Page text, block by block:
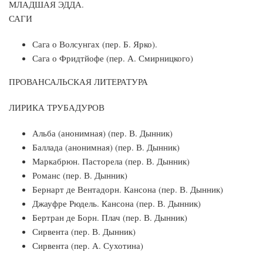
МЛАДШАЯ ЭДДА.
САГИ
Сага о Волсунгах (пер. Б. Ярко).
Сага о Фридтйофе (пер. А. Смирницкого)
ПРОВАНСАЛЬСКАЯ ЛИТЕРАТУРА
ЛИРИКА ТРУБАДУРОВ
Альба (анонимная) (пер. В. Дынник)
Баллада (анонимная) (пер. В. Дынник)
Маркабрюн. Пасторела (пер. В. Дынник)
Романс (пер. В. Дынник)
Бернарт де Вентадорн. Кансона (пер. В. Дынник)
Джауфре Рюдель. Кансона (пер. В. Дынник)
Бертран де Борн. Плач (пер. В. Дынник)
Сирвента (пер. В. Дынник)
Сирвента (пер. А. Сухотина)